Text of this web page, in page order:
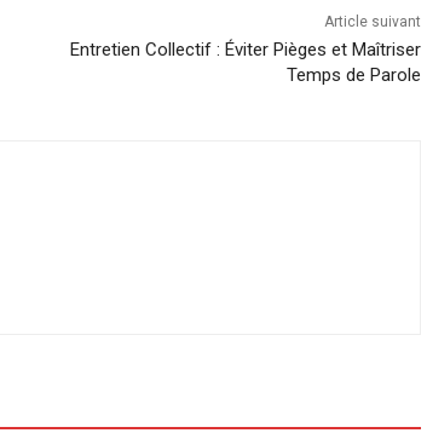
Article suivant
Entretien Collectif : Éviter Pièges et Maîtriser
Temps de Parole